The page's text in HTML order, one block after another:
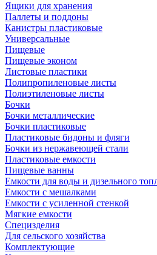
Ящики для хранения
Паллеты и поддоны
Канистры пластиковые
Универсальные
Пищевые
Пищевые эконом
Листовые пластики
Полипропиленовые листы
Полиэтиленовые листы
Бочки
Бочки металлические
Бочки пластиковые
Пластиковые бидоны и фляги
Бочки из нержавеющей стали
Пластиковые емкости
Пищевые ванны
Емкости для воды и дизельного
Емкости с мешалками
Емкости с усиленной стенкой
Мягкие емкости
Специзделия
Для сельского хозяйства
Комплектующие